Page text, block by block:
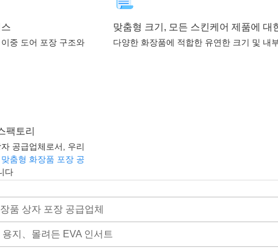
중 도어 포장 구조와
맞춤형 크기, 모든 스킨케어 제품에 대
다양한 화장품에 적합한 유연한 크기 및 내
팩토리
공급업체로서, 우리
맞춤형 화장품 포장 공
다
품 상자 포장 공급업체
지、몰려든 EVA 인서트